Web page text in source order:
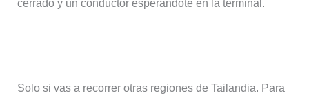
cerrado y un conductor esperándote en la terminal.
Solo si vas a recorrer otras regiones de Tailandia. Para